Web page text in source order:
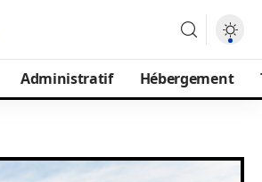
Administratif Hébergement